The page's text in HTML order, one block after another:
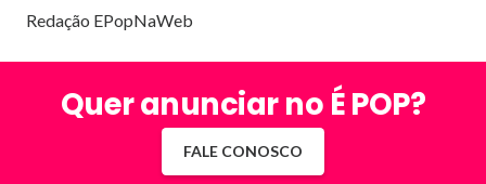
Redação EPopNaWeb
Quer anunciar no É POP?
FALE CONOSCO